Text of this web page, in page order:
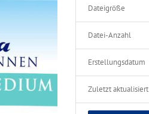
Dateigröße
Datei-Anzahl
Erstellungsdatum
Zuletzt aktualisiert